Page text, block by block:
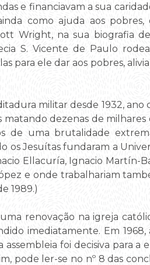
e financiavam a sua
como ajuda aos
Wright, na sua biografia
S. Vicente de Paulo
para ele dar aos pobres,
militar desde 1932,
dezenas de
de uma brutalidade
os Jesuítas fundaram a
Ellacuría, Ignacio Martín-
e onde trabalhariam
1989.)
renovação na igreja
imediatamente. Em 1968,
assembleia foi decisiva para
pode ler-se no nº 8 das